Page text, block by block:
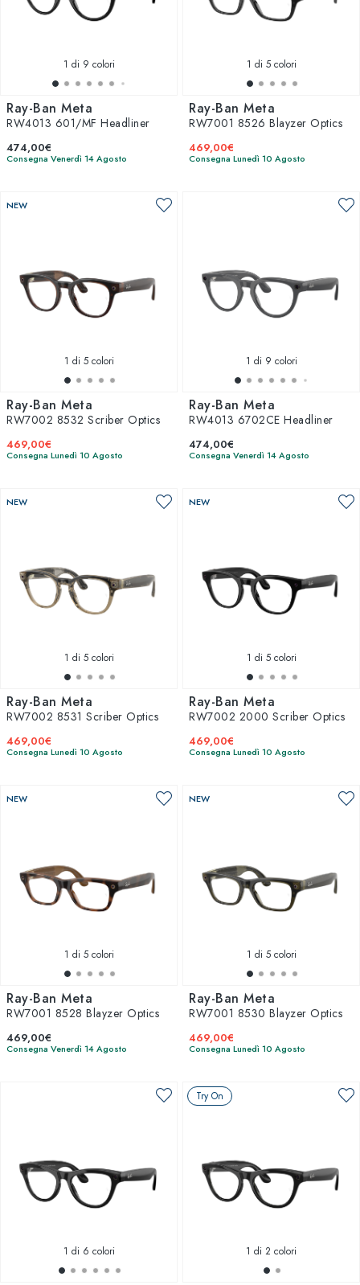
1 di 9 colori
Ray-Ban Meta
RW4013 601/MF Headliner
474,00€
Consegna Venerdì 14 Agosto
1 di 5 colori
Ray-Ban Meta
RW7001 8526 Blayzer Optics
469,00€
Consegna Lunedì 10 Agosto
NEW
1 di 5 colori
Ray-Ban Meta
RW7002 8532 Scriber Optics
469,00€
Consegna Lunedì 10 Agosto
1 di 9 colori
Ray-Ban Meta
RW4013 6702CE Headliner
474,00€
Consegna Venerdì 14 Agosto
NEW
1 di 5 colori
Ray-Ban Meta
RW7002 8531 Scriber Optics
469,00€
Consegna Lunedì 10 Agosto
NEW
1 di 5 colori
Ray-Ban Meta
RW7002 2000 Scriber Optics
469,00€
Consegna Lunedì 10 Agosto
NEW
1 di 5 colori
Ray-Ban Meta
RW7001 8528 Blayzer Optics
469,00€
Consegna Venerdì 14 Agosto
NEW
1 di 5 colori
Ray-Ban Meta
RW7001 8530 Blayzer Optics
469,00€
Consegna Lunedì 10 Agosto
1 di 6 colori
Try On
1 di 2 colori